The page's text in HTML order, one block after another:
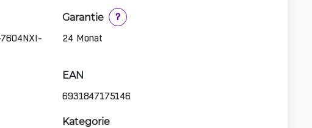
Garantie
?
24 Monat
EAN
6931847175146
Kategorie